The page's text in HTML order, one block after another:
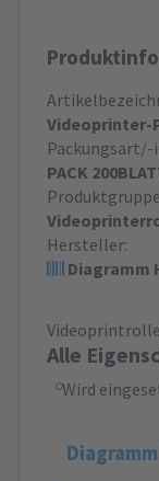
Videoprinter-
PACK
Hersteller:
Diagramm
Alle
Wird